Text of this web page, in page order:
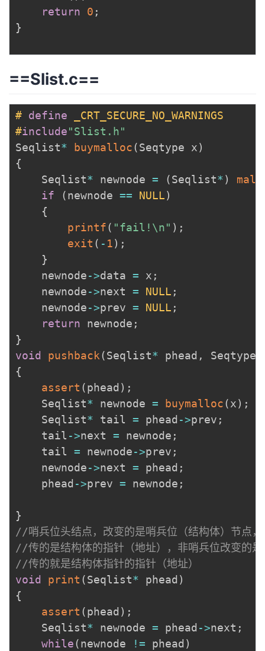
return
0 ;
}
==Slist.c==
# define
_CRT_SECURE_NO_WARNINGS
#include"Slist.h"
Seqlist* buymalloc(Seqtype x)
{
	Seqlist
* newnode = (Seqlist* )
if
(newnode == NULL)
{
printf( "fail!\n" ) ;
exit ( - 1) ;
}
	newnode
->data = x ;
	newnode
->next = NULL ;
	newnode
->prev = NULL ;
return newnode ;
}
void
pushback(Seqlist* phead ,
Seqtype
{
assert (phead ) ;
	Seqlist
* newnode = buymalloc(x) ;
	Seqlist
* tail = phead ->prev ;
	tail
->next = newnode ;
	tail
= newnode->prev ;
	newnode
->next = phead ;
	phead
->prev = newnode ;
}
//哨兵位头结点，改变的是哨兵位（结构体）节点，
//传的是结构体的指针（地址），非哨兵位改变的是
//传的就是结构体指针的指针（地址）
void
print (Seqlist* phead )
{
assert (phead ) ;
	Seqlist
* newnode = phead ->next ;
while(newnode != phead )